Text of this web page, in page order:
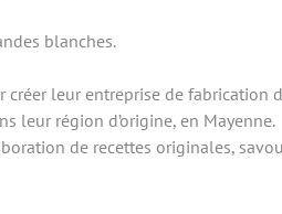
blanches.
créer leur entreprise de fabrication
leur région d’origine, en Mayenne.
de recettes originales,